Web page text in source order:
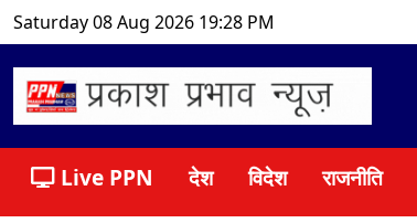
Saturday 08 Aug 2026 19:28 PM
Live PPN देश विदेश राजनीति